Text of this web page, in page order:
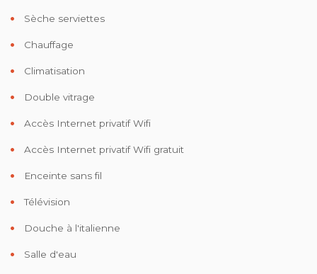
Sèche serviettes
Chauffage
Climatisation
Double vitrage
Accès Internet privatif Wifi
Accès Internet privatif Wifi gratuit
Enceinte sans fil
Télévision
Douche à l'italienne
Salle d'eau